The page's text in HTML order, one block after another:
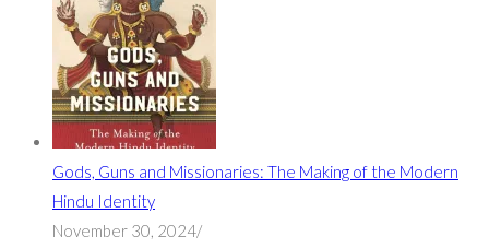
Gods, Guns and Missionaries: The Making of the Modern
Hindu Identity
November 30, 2024/